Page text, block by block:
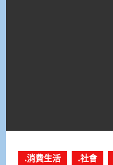
.消費生活 .社會